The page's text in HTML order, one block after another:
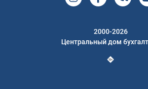
2000-2026
Центральный дом